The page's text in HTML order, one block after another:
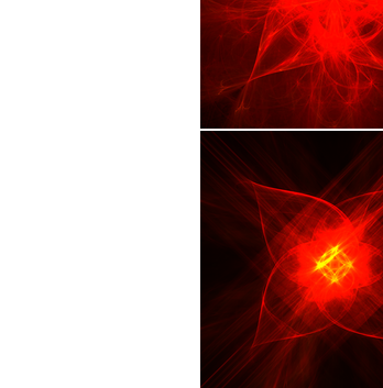
Cette série vient
univers où la
de fractales
systématiquement
C’est en 2018 que
hospitalisation. Déjà
logiciel et débute
Cette série
régenté par
miroir, avec un
déclinent en